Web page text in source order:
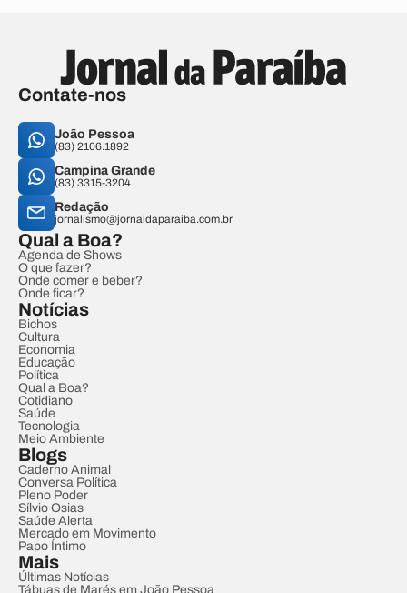
Contate-nos
João Pessoa
(83) 2106.1892
Campina Grande
(83) 3315-3204
Redação
jornalismo@jornaldaparaiba.com.br
Qual a Boa?
Agenda de Shows
O que fazer?
Onde comer e beber?
Onde ficar?
Notícias
Bichos
Cultura
Economia
Educação
Política
Qual a Boa?
Cotidiano
Saúde
Tecnologia
Meio Ambiente
Blogs
Caderno Animal
Conversa Política
Pleno Poder
Sílvio Osias
Saúde Alerta
Mercado em Movimento
Papo Íntimo
Mais
Últimas Notícias
Tábuas de Marés em João Pessoa